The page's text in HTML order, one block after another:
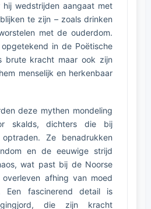
wedstrijden aangaat met
te zijn – zoals drinken
met de ouderdom.
in de Poëtische
brute kracht maar ook zijn
menselijk en herkenbaar
deze mythen mondeling
skalds, dichters die bij
Ze benadrukken
en de eeuwige strijd
wat past bij de Noorse
overleven afhing van moed
Een fascinerend detail is
die zijn kracht